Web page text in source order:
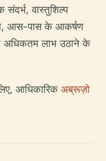
संदर्भ, वास्तुशिल्प
आस-पास के आकर्षण
अधिकतम लाभ उठाने के
आधिकारिक अब्रूज़ो